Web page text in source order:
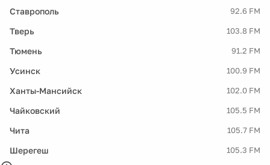
Ставрополь 92.6 FM
Тверь 103.8 FM
Тюмень 91.2 FM
Усинск 100.9 FM
Ханты-Мансийск 102.0 FM
Чайковский 105.5 FM
Чита 105.7 FM
Шерегеш 105.3 FM